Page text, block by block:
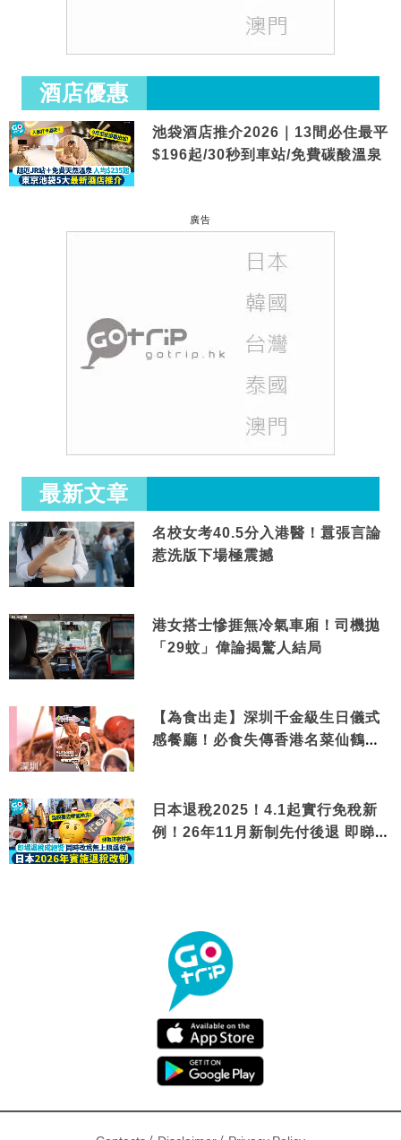
酒店優惠
池袋酒店推介2026｜13間必住最平
$196起/30秒到車站/免費碳酸溫泉
廣告
最新文章
名校女考40.5分入港醫！囂張言論
惹洗版下場極震撼
港女搭士慘捱無冷氣車廂！司機拋
「29蚊」偉論揭驚人結局
【為食出走】深圳千金級生日儀式
感餐廳！必食失傳香港名菜仙鶴神
日本退稅2025！4.1起實行免稅新
例！26年11月新制先付後退 即睇步